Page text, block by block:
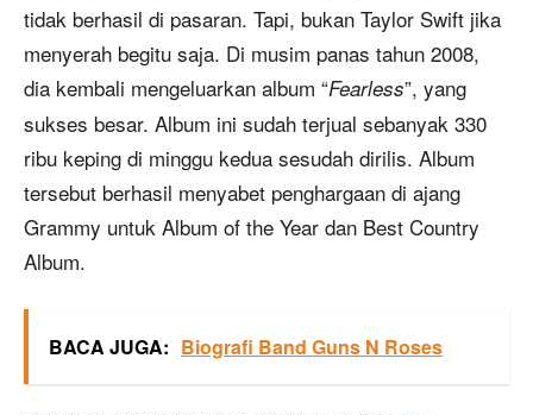
tidak berhasil di pasaran. Tapi, bukan Taylor Swift jika
menyerah begitu saja. Di musim panas tahun 2008,
dia kembali mengeluarkan album “Fearless”, yang
sukses besar. Album ini sudah terjual sebanyak 330
ribu keping di minggu kedua sesudah dirilis. Album
tersebut berhasil menyabet penghargaan di ajang
Grammy untuk Album of the Year dan Best Country
Album.
BACA JUGA: Biografi Band Guns N Roses